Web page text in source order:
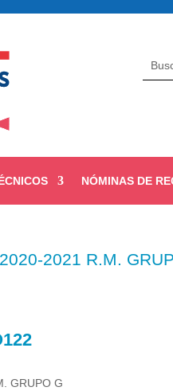
NÓMINAS DE
2021 R.M.
GRUPO G